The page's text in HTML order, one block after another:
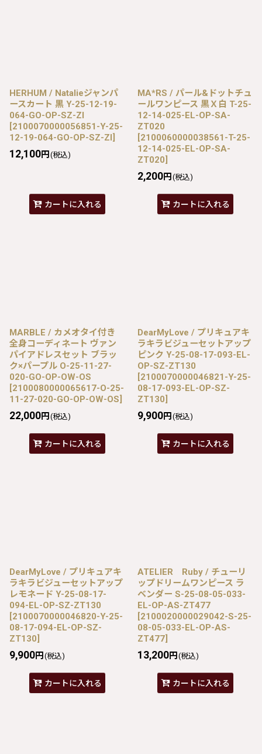
HERHUM / Natalieジャンパ
ースカート 黒 Y-25-12-19-
064-GO-OP-SZ-ZI
[2100070000056851-Y-25-
12-19-064-GO-OP-SZ-ZI]
12,100円 (税込)
カートに入れる
MA*RS / パール&ドットチュ
ールワンピース 黒Ｘ白 T-25-
12-14-025-EL-OP-SA-
ZT020
[2100060000038561-T-25-
12-14-025-EL-OP-SA-
ZT020]
2,200円 (税込)
カートに入れる
MARBLE / カメオタイ付き
全身コーディネート ヴァン
パイアドレスセット ブラッ
ク×パープル O-25-11-27-
020-GO-OP-OW-OS
[2100080000065617-O-25-
11-27-020-GO-OP-OW-OS]
22,000円 (税込)
カートに入れる
DearMyLove / プリキュアキ
ラキラビジューセットアップ
ピンク Y-25-08-17-093-EL-
OP-SZ-ZT130
[2100070000046821-Y-25-
08-17-093-EL-OP-SZ-
ZT130]
9,900円 (税込)
カートに入れる
DearMyLove / プリキュアキ
ラキラビジューセットアップ
レモネード Y-25-08-17-
094-EL-OP-SZ-ZT130
[2100070000046820-Y-25-
08-17-094-EL-OP-SZ-
ZT130]
9,900円 (税込)
カートに入れる
ATELIER Ruby / チューリ
ップドリームワンピース ラ
ベンダー S-25-08-05-033-
EL-OP-AS-ZT477
[2100020000029042-S-25-
08-05-033-EL-OP-AS-
ZT477]
13,200円 (税込)
カートに入れる